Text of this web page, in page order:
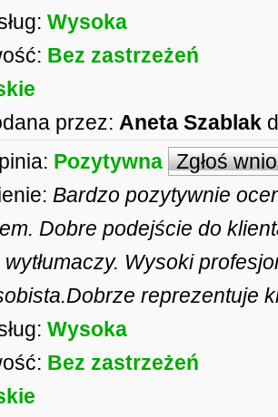
Wysoka
Bez zastrzeżeń
przez: Aneta Szablak
Pozytywna Zgłoś
Bardzo pozytywnie
Dobre podejście do
Wysoki
reprezentuje
Wysoka
Bez zastrzeżeń